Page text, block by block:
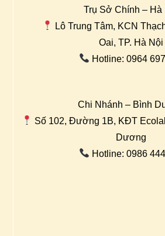
Trụ Sở Chính – Hà
Lô Trung Tâm, KCN
Oai, TP. Hà Nội
Hotline: 0964
Chi Nhánh – Bình
Số 102, Đường 1B, KĐT
Dương
Hotline: 0986